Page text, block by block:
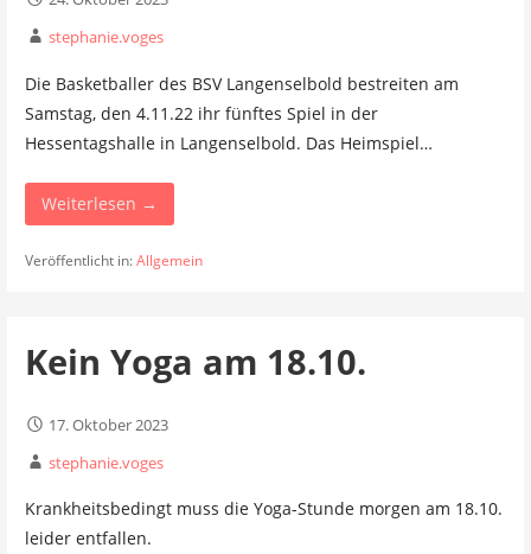
stephanie.voges
Die Basketballer des BSV Langenselbold bestreiten am
Samstag, den 4.11.22 ihr fünftes Spiel in der
Hessentagshalle in Langenselbold. Das Heimspiel…
Weiterlesen →
Veröffentlicht in:Allgemein
Kein Yoga am 18.10.
17. Oktober 2023
stephanie.voges
Krankheitsbedingt muss die Yoga-Stunde morgen am 18.10.
leider entfallen.